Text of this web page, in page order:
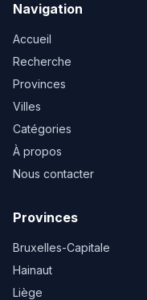
Navigation
Accueil
Recherche
Provinces
Villes
Catégories
À propos
Nous contacter
Provinces
Bruxelles-Capitale
Hainaut
Liège